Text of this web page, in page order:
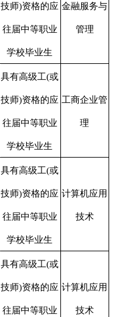
技师)资格的应
往届中等职业
学校毕业生
金融服务与
管理
具有高级工(或
技师)资格的应
往届中等职业
学校毕业生
工商企业管
理
具有高级工(或
技师)资格的应
往届中等职业
学校毕业生
计算机应用
技术
具有高级工(或
技师)资格的应
往届中等职业
计算机应用
技术